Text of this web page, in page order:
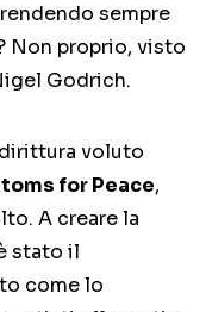
sempre
Non proprio, visto
Godrich.
voluto
for Peace,
A creare la
stato il
come lo